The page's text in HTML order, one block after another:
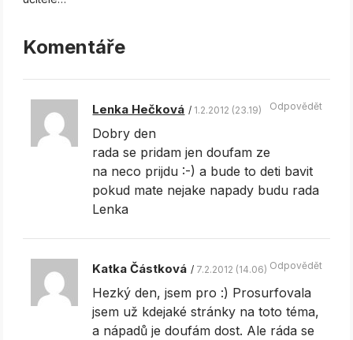
Komentáře
Lenka Hečková 1.2.2012 (23.19)
Dobry den
rada se pridam jen doufam ze
na neco prijdu :-) a bude to deti bavit
pokud mate nejake napady budu rada
Lenka
Odpovědět
Katka Částková 7.2.2012 (14.06)
Hezký den, jsem pro :) Prosurfovala
jsem už kdejaké stránky na toto téma,
a nápadů je doufám dost. Ale ráda se
Odpovědět